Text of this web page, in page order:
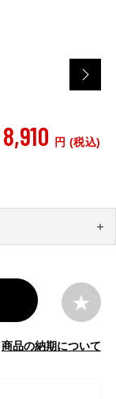
8,910 円 (税込)
商品の納期について